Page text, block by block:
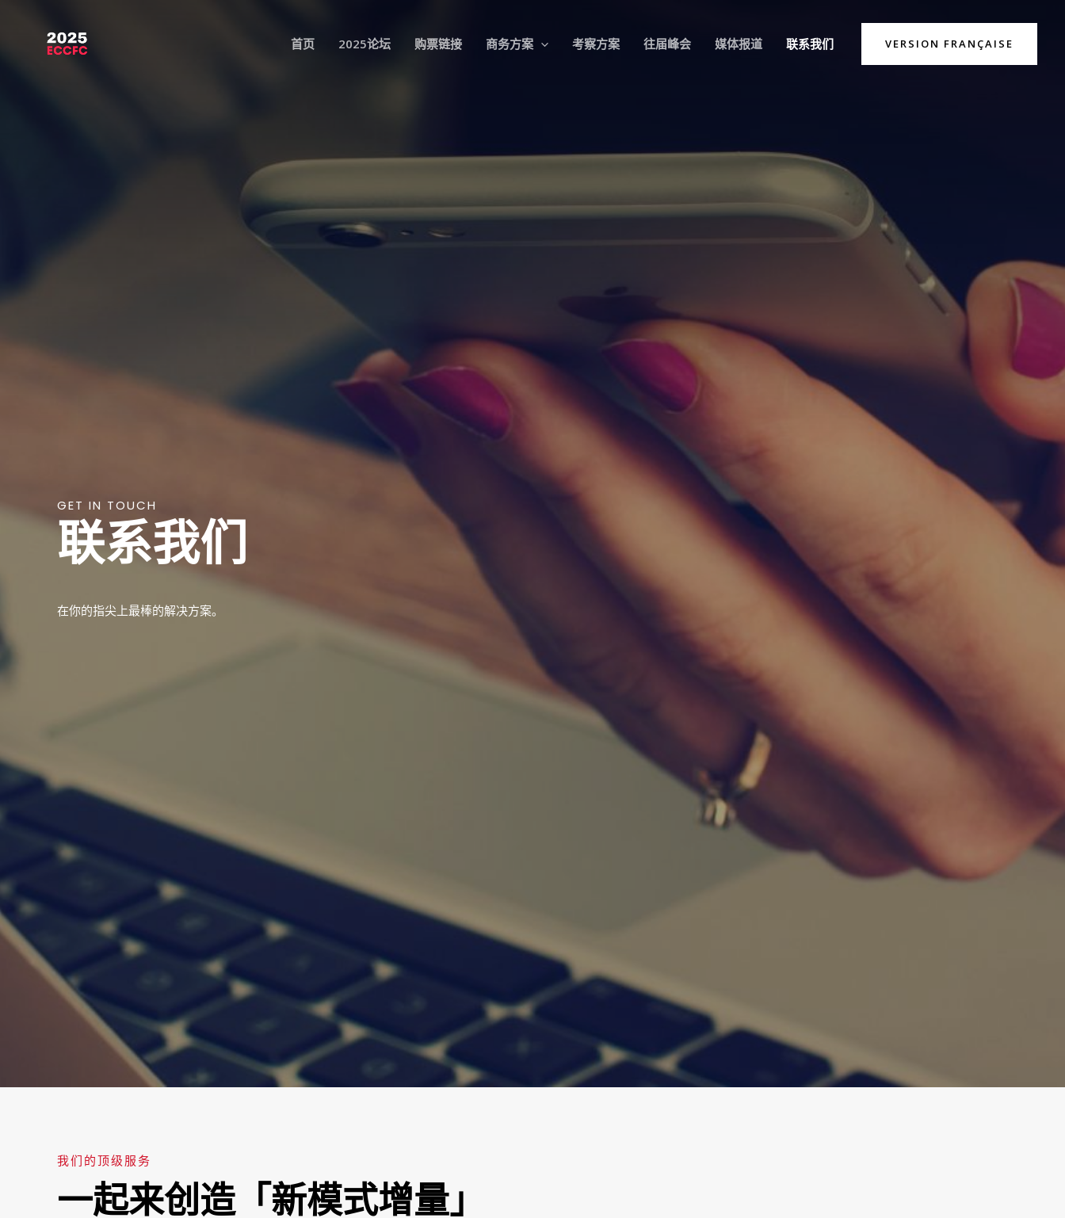
首页 2025论坛 购票链接 商务方案 考察方案 往届峰会 媒体报道 联系我们 VERSION FRANÇAISE
GET IN TOUCH
联系我们
在你的指尖上最棒的解决方案。
我们的顶级服务
一起来创造「新模式增量」